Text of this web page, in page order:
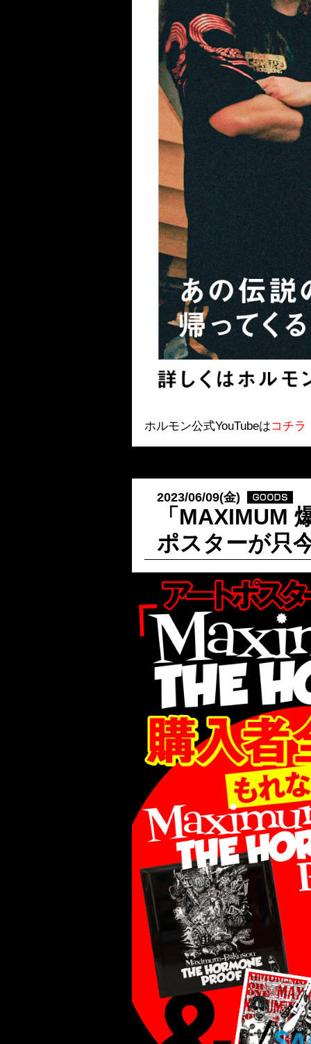
ホルモン公式YouTubeはコチラ
2023/06/09(金)
「MAXIMUM
ポスターが只